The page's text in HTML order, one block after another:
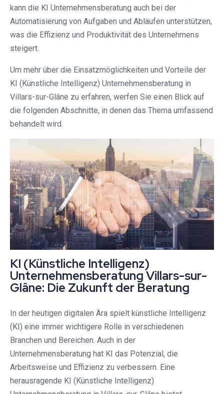
kann die KI Unternehmensberatung auch bei der
Automatisierung von Aufgaben und Abläufen unterstützen,
was die Effizienz und Produktivität des Unternehmens
steigert.
Um mehr über die Einsatzmöglichkeiten und Vorteile der
KI (Künstliche Intelligenz) Unternehmensberatung in
Villars-sur-Glâne zu erfahren, werfen Sie einen Blick auf
die folgenden Abschnitte, in denen das Thema umfassend
behandelt wird.
KI (Künstliche Intelligenz)
Unternehmensberatung Villars-sur-
Glâne: Die Zukunft der Beratung
In der heutigen digitalen Ära spielt künstliche Intelligenz
(KI) eine immer wichtigere Rolle in verschiedenen
Branchen und Bereichen. Auch in der
Unternehmensberatung hat KI das Potenzial, die
Arbeitsweise und Effizienz zu verbessern. Eine
herausragende KI (Künstliche Intelligenz)